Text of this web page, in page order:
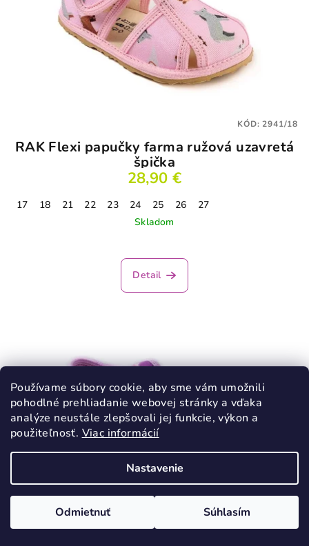
Používame súbory cookie, aby sme vám umožnili
pohodlné prehliadanie webovej stránky a vďaka
analýze neustále zlepšovali jej funkcie, výkon a
použiteľnosť. Viac informácií
Nastavenie
Odmietnuť Súhlasím
RAK Flexi papučky farma ružová uzavretá
špička
28,90 €
17 18 21 22 23 24 25 26
27
Skladom
Detail
KÓD:2941/18